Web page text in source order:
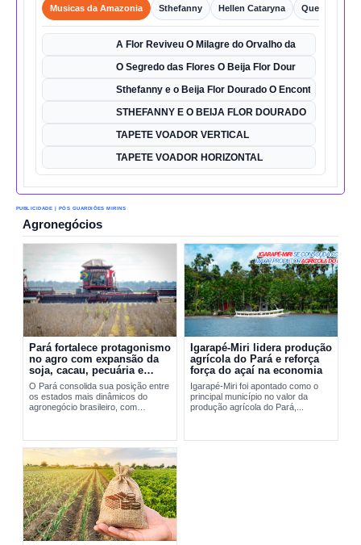
Musicas da Amazonia Sthefanny Hellen Cataryna Queixo o
A Flor Reviveu O Milagre do Orvalho da
O Segredo das Flores O Beija Flor Dour
Sthefanny e o Beija Flor Dourado O Encontro Mágico
STHEFANNY E O BEIJA FLOR DOURADO
TAPETE VOADOR VERTICAL
TAPETE VOADOR HORIZONTAL
PUBLICIDADE | PÓS GUARDIÕES MIRINS
Agronegócios
Pará fortalece protagonismo
no agro com expansão da
soja, cacau, pecuária e
exportações
O Pará consolida sua posição entre
os estados mais dinâmicos do
agronegócio brasileiro, com
Igarapé-Miri lidera produção
agrícola do Pará e reforça
força do açaí na economia
Igarapé-Miri foi apontado como o
principal município no valor da
produção agrícola do Pará,...